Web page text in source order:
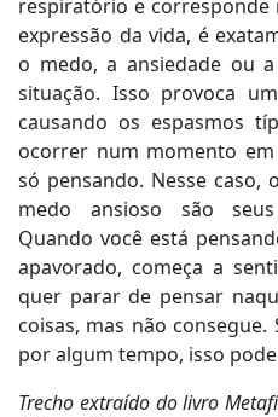
respiratório e corresponde
expressão da vida, é
o medo, a ansiedade ou
situação. Isso provoca
causando os espasmos
ocorrer num momento
só pensando. Nesse caso,
medo ansioso são
Quando você está
apavorado, começa a
quer parar de pensar
coisas, mas não
por algum tempo, isso
Trecho extraído do livro